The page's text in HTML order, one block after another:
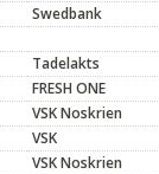
Swedbank
Tadelakts
FRESH ONE
VSK Noskrien
VSK
VSK Noskrien